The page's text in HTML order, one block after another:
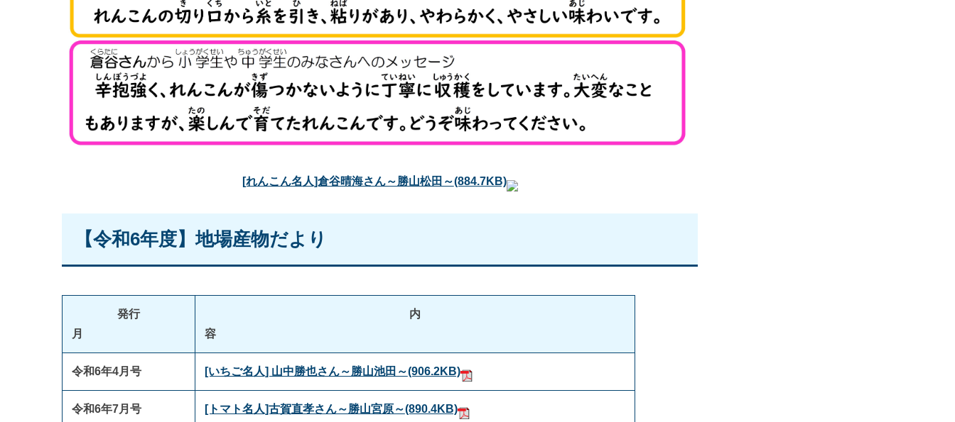
[れんこん名人]倉谷晴海さん～勝山松田～(884.7KB)
【令和6年度】地場産物だより
発行
月
内
容
令和6年4月号 [いちご名人] 山中勝也さん～勝山池田～(906.2KB)
令和6年7月号 [トマト名人]古賀直孝さん～勝山宮原～(890.4KB)